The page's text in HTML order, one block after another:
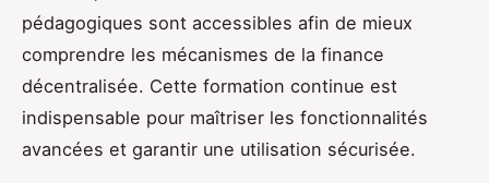
pédagogiques sont accessibles afin de mieux
comprendre les mécanismes de la finance
décentralisée. Cette formation continue est
indispensable pour maîtriser les fonctionnalités
avancées et garantir une utilisation sécurisée.